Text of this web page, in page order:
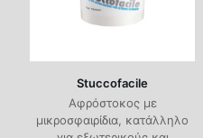
Stuccofacile
Αφρόστοκος με
μικροσφαιρίδια, κατάλληλο